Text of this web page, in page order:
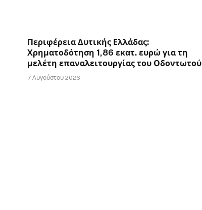
Περιφέρεια Δυτικής Ελλάδας:
Χρηματοδότηση 1,86 εκατ. ευρώ για τη
μελέτη επαναλειτουργίας του Οδοντωτού
7 Αυγούστου 2026